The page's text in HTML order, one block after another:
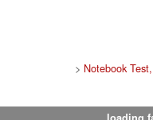
> Notebook